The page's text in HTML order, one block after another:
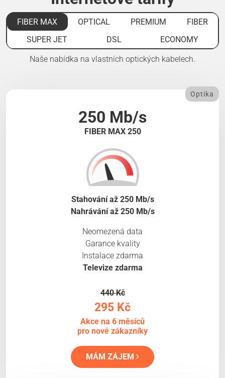
FIBER MAX OPTICAL PREMIUM
FIBER
SUPER JET
DSL ECONOMY
Naše nabídka na vlastních optických kabelech.
250 Mb/s
FIBER MAX 250
Optika
Stahování až 250 Mb/s
Nahrávání až 250 Mb/s
Neomezená data
Garance kvality
Instalace zdarma
Televize zdarma
440 Kč
295 Kč
Akce na 6 měsíců
pro nové zákazníky
MÁM ZÁJEM